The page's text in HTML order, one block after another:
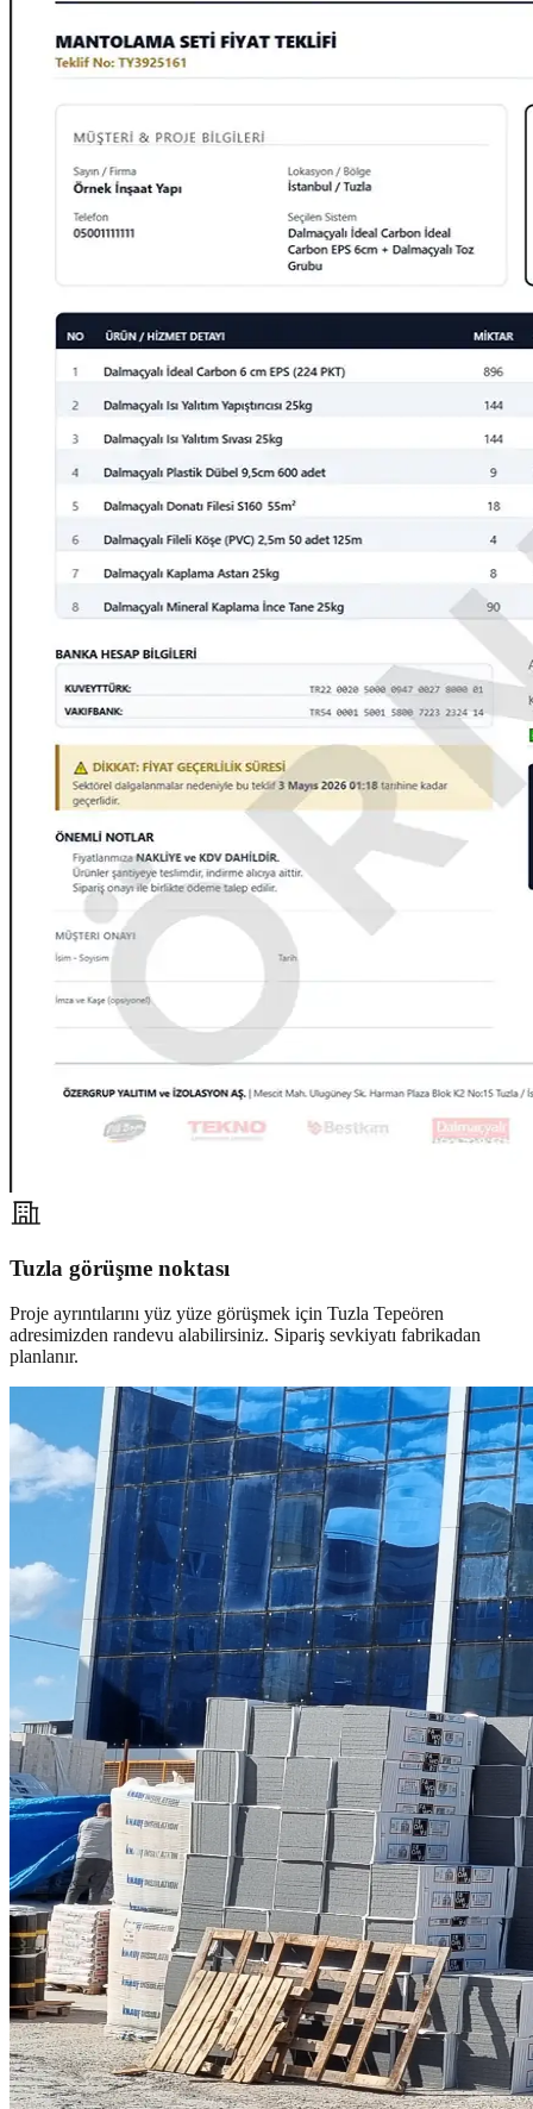
Tuzla görüşme noktası
Proje ayrıntılarını yüz yüze görüşmek için Tuzla Tepeören
adresimizden randevu alabilirsiniz. Sipariş sevkiyatı fabrikadan
planlanır.